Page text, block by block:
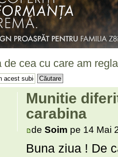
de cea cu care am
Munitie
carabina
deSoim pe 14 Mai
Buna ziua ! De